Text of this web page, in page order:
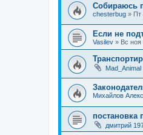
Собираюсь
chesterbug » Пт
Если не
Vasilev » Вс ноя
Mad_Animal
Михайлов
постановка
дмитрий